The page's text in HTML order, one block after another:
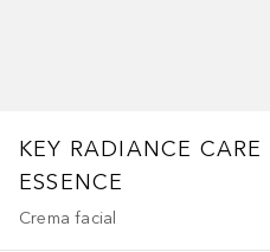
KEY RADIANCE CARE
ESSENCE
Crema facial